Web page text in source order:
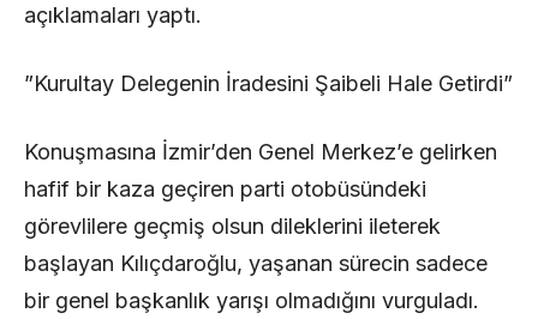
açıklamaları yaptı.
​”Kurultay Delegenin İradesini Şaibeli Hale Getirdi”
Konuşmasına İzmir’den Genel Merkez’e gelirken
hafif bir kaza geçiren parti otobüsündeki
görevlilere geçmiş olsun dileklerini ileterek
başlayan Kılıçdaroğlu, yaşanan sürecin sadece
bir genel başkanlık yarışı olmadığını vurguladı.